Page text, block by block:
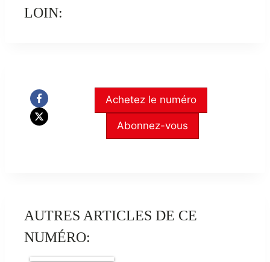
LOIN:
Achetez le numéro
Abonnez-vous
AUTRES ARTICLES DE CE
NUMÉRO: